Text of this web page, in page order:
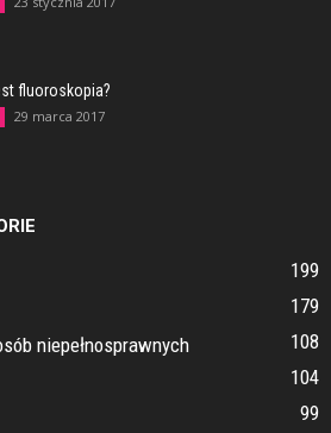
fluoroskopia?
29 marca 2017
199
179
niepełnosprawnych
108
104
99